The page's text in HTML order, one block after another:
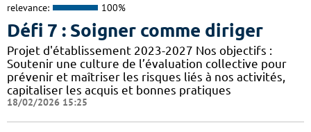
relevance: 100%
Défi 7 : Soigner comme diriger
Projet d'établissement 2023-2027 Nos objectifs :
Soutenir une culture de l’évaluation collective pour
prévenir et maîtriser les risques liés à nos activités,
capitaliser les acquis et bonnes pratiques
18/02/2026 15:25